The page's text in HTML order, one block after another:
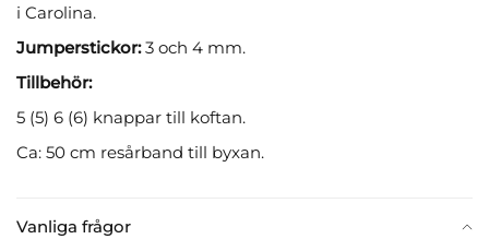
Vanliga frågor
i Carolina.
Jumperstickor:3 och 4 mm.
Tillbehör:
5 (5) 6 (6) knappar till koftan.
Ca: 50 cm resårband till byxan.